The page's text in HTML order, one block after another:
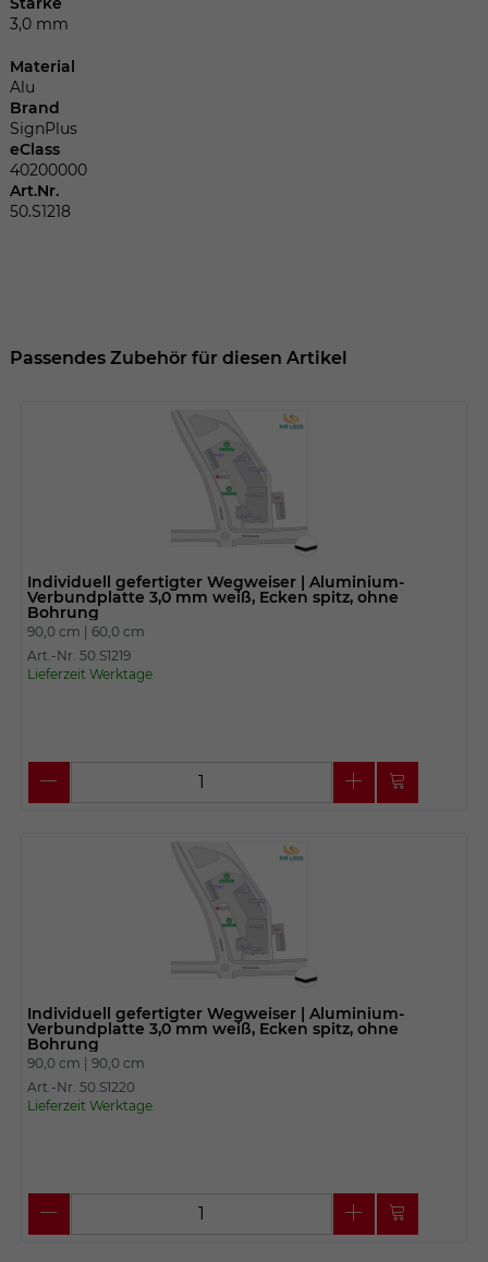
3,0 mm
Material
Alu
Brand
SignPlus
eClass
40200000
Art.Nr.
50.S1218
Passendes Zubehör für diesen Artikel
Individuell gefertigter Wegweiser | Aluminium-
Verbundplatte 3,0 mm weiß, Ecken spitz, ohne
Bohrung
90,0 cm | 60,0 cm
Art.-Nr. 50.S1219
Lieferzeit Werktage
Individuell gefertigter Wegweiser | Aluminium-
Verbundplatte 3,0 mm weiß, Ecken spitz, ohne
Bohrung
90,0 cm | 90,0 cm
Art.-Nr. 50.S1220
Lieferzeit Werktage
Zweck
Name
Zweck
der Webseite anmeldet. Dient zum